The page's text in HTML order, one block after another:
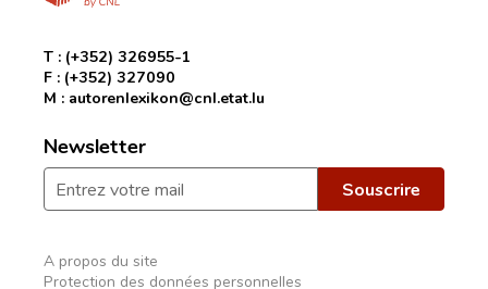
T : (+352) 326955-1
F : (+352) 327090
M : autorenlexikon@cnl.etat.lu
Newsletter
A propos du site
Protection des données personnelles